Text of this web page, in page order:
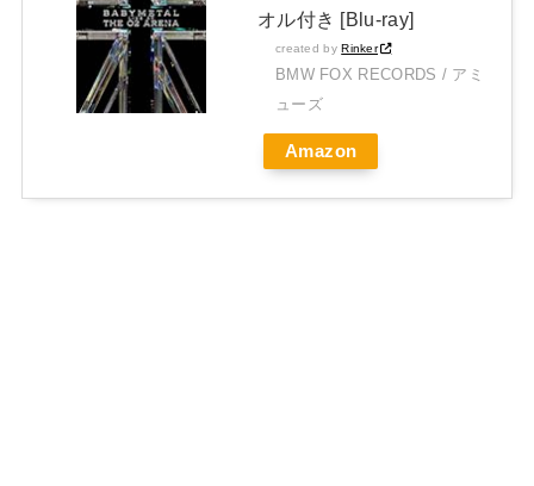
オル付き [Blu-ray]
created byRinker
BMW FOX RECORDS / アミ
ューズ
Amazon